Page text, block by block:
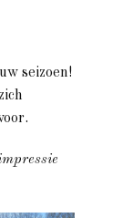
seizoen!